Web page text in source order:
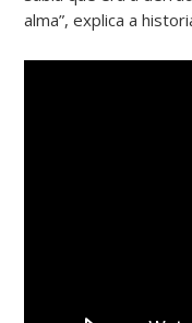
alma”, explica a